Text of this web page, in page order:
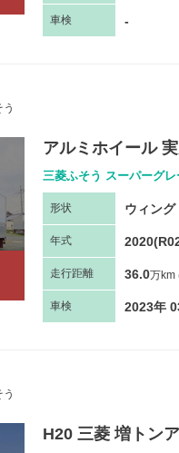
車検 -
アルミホイール
三菱ふそう スーパーグ
形状 ウィング
年式
走行距離 36.0万km
車検 2023年
H20 三菱 増トン